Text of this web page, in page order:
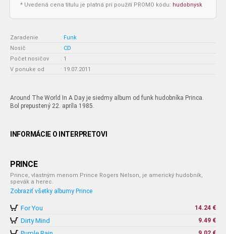
* Uvedená cena titulu je platná pri použití PROMO kódu: hudobnysk
Zaradenie : Funk
Nosič
: CD
Počet nosičov
: 1
V ponuke od
: 19.07.2011
Around The World In A Day je siedmy album od funk hudobníka Princa.
Bol prepustený 22. apríla 1985.
INFORMÁCIE O INTERPRETOVI
PRINCE
Prince, vlastným menom Prince Rogers Nelson, je americký hudobník,
spevák a herec.
Zobraziť všetky albumy Prince
For You 14.24 €
Dirty Mind 9.49 €